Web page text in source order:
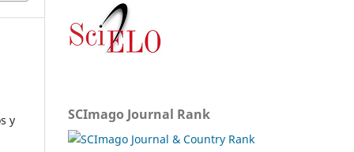
y
SCImago Journal Rank